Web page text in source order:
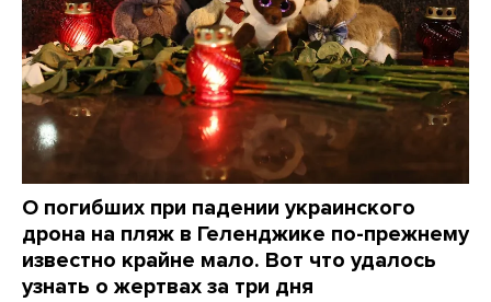
О погибших при падении украинского
дрона на пляж в Геленджике по-прежнему
известно крайне мало. Вот что удалось
узнать о жертвах за три дня